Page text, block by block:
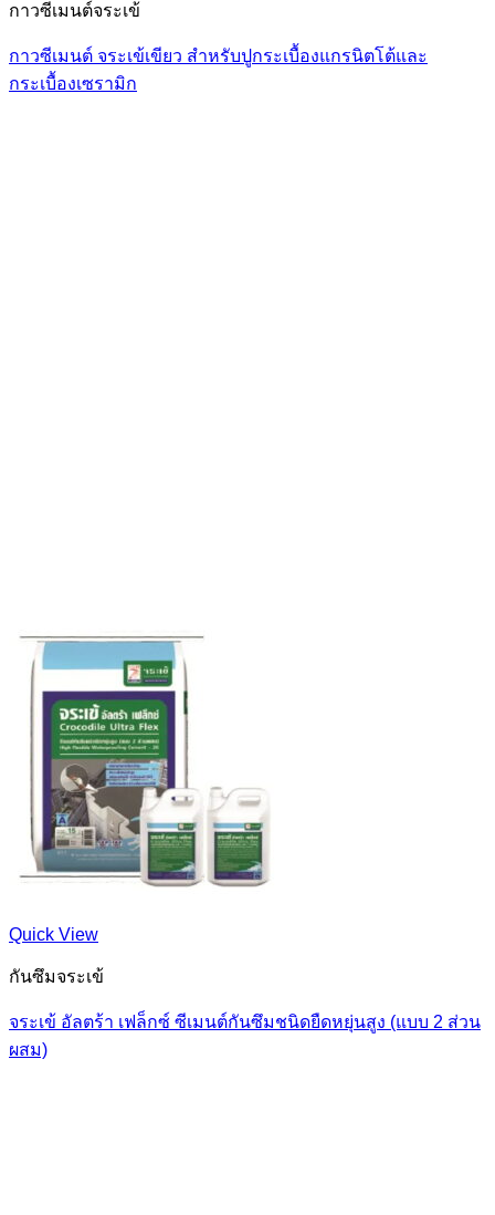
กาวซีเมนต์จระเข้
กาวซีเมนต์ จระเข้เขียว สำหรับปูกระเบื้องแกรนิตโต้และ
กระเบื้องเซรามิก
Quick View
กันซึมจระเข้
จระเข้ อัลตร้า เฟล็กซ์ ซีเมนต์กันซึมชนิดยืดหยุ่นสูง (แบบ 2 ส่วน
ผสม)